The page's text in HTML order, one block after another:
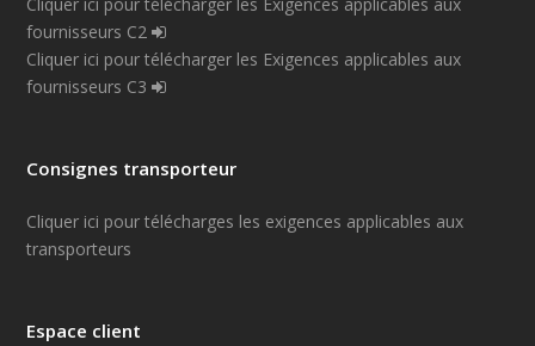
Cliquer ici pour télécharger les Exigences applicables aux
fournisseurs C2
Cliquer ici pour télécharger les Exigences applicables aux
fournisseurs C3
Consignes transporteur
Cliquer ici pour télécharges les exigences applicables aux
transporteurs
Espace client